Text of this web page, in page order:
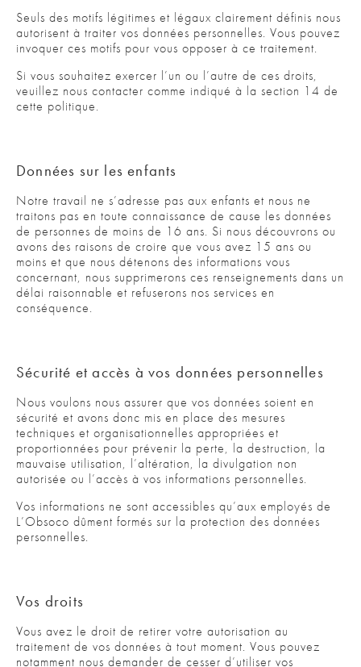
Seuls des motifs légitimes et légaux clairement définis nous
autorisent à traiter vos données personnelles. Vous pouvez
invoquer ces motifs pour vous opposer à ce traitement.
Si vous souhaitez exercer l’un ou l’autre de ces droits,
veuillez nous contacter comme indiqué à la section 14 de
cette politique.
Données sur les enfants
Notre travail ne s’adresse pas aux enfants et nous ne
traitons pas en toute connaissance de cause les données
de personnes de moins de 16 ans. Si nous découvrons ou
avons des raisons de croire que vous avez 15 ans ou
moins et que nous détenons des informations vous
concernant, nous supprimerons ces renseignements dans un
délai raisonnable et refuserons nos services en
conséquence.
Sécurité et accès à vos données personnelles
Nous voulons nous assurer que vos données soient en
sécurité et avons donc mis en place des mesures
techniques et organisationnelles appropriées et
proportionnées pour prévenir la perte, la destruction, la
mauvaise utilisation, l’altération, la divulgation non
autorisée ou l’accès à vos informations personnelles.
Vos informations ne sont accessibles qu’aux employés de
L’Obsoco dûment formés sur la protection des données
personnelles.
Vos droits
Vous avez le droit de retirer votre autorisation au
traitement de vos données à tout moment. Vous pouvez
notamment nous demander de cesser d’utiliser vos